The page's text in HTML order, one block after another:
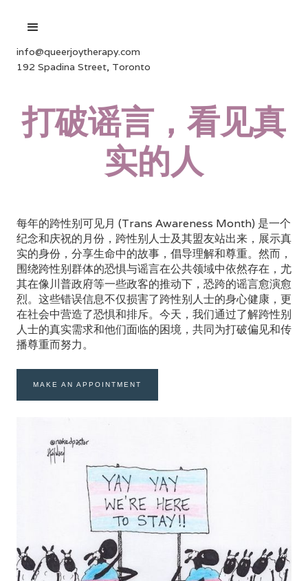
info@queerjoytherapy.com
192 Spadina Street, Toronto
打破谣言，看见真
实的人
每年的跨性别可见月 (Trans Awareness Month) 是一个
纪念和庆祝的月份，跨性别人士及其盟友站出来，展示真
实的身份，分享生命中的故事，倡导理解和尊重。然而，
围绕跨性别群体的恐惧与谣言在公共领域中依然存在，尤
其在像川普政府等一些政客的推动下，恐跨的谣言愈演愈
烈。这些错误信息不仅损害了跨性别人士的身心健康，更
在社会中营造了恐惧和排斥。今天，我们通过了解跨性别
人士的真实需求和他们面临的困境，共同为打破偏见和传
播尊重而努力。
MAKE AN APPOINTMENT